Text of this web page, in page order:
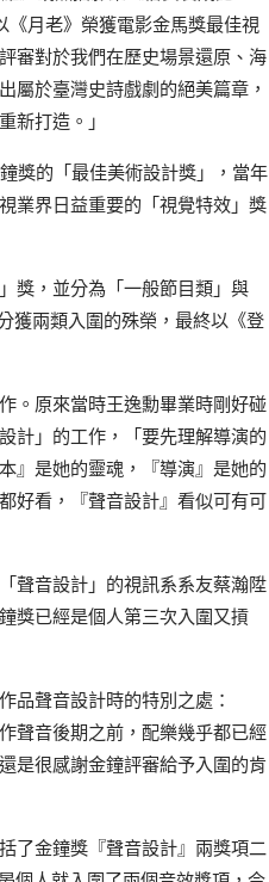
月老》榮獲電影金馬獎最佳視
審對於我們在歷史場景還原、海
屬於臺灣史詩戲劇的絕美篇章，
新打造。」
獎的「最佳美術設計獎」，當年
業界日益重要的「視覺特效」獎
獎，並分為「一般節目類」與
獲兩類入圍的殊榮，最終以《登
。原來當時王逸勳畢業時剛好碰
計」的工作，「要先理解導演的
』是她的靈魂，『導演』是她的
好看，『聲音設計』看似可有可
聲音設計」的視訊系系友蔡瀚陞
獎已經是個人第三次入圍又摃
品聲音設計時的特別之處：
聲音後期之前，配樂幾乎都已經
是很感謝金鐘評審給予入圍的肯
了金鐘獎『聲音設計』兩獎項二